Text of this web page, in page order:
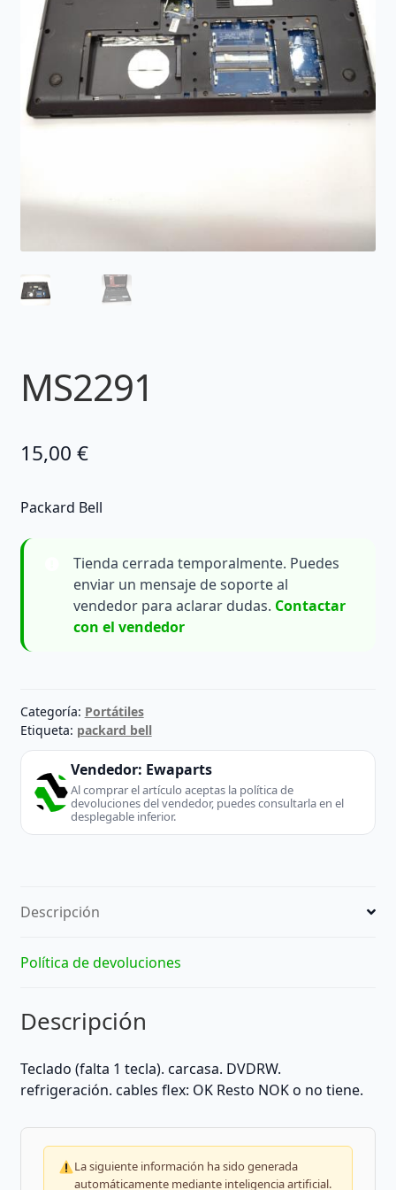
MS2291
15,00 €
Packard Bell
Tienda cerrada temporalmente. Puedes
enviar un mensaje de soporte al
vendedor para aclarar dudas. Contactar
con el vendedor
Categoría: Portátiles
Etiqueta: packard bell
Vendedor: Ewaparts
Al comprar el artículo aceptas la política de
devoluciones del vendedor, puedes consultarla en el
desplegable inferior.
Descripción
Política de devoluciones
Descripción
Teclado (falta 1 tecla). carcasa. DVDRW.
refrigeración. cables flex: OK Resto NOK o no tiene.
La siguiente información ha sido generada
automáticamente mediante inteligencia artificial.